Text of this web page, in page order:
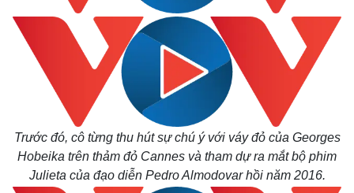
Kinh tế
Bất động sản
Khởi nghiệp
Thị trường
Giá vàng
Tiêu dùng
Tỷ giá
Trước đó, cô từng thu hút sự chú ý với váy đỏ của Georges
Hobeika trên thảm đỏ Cannes và tham dự ra mắt bộ phim
Julieta của đạo diễn Pedro Almodovar hồi năm 2016.